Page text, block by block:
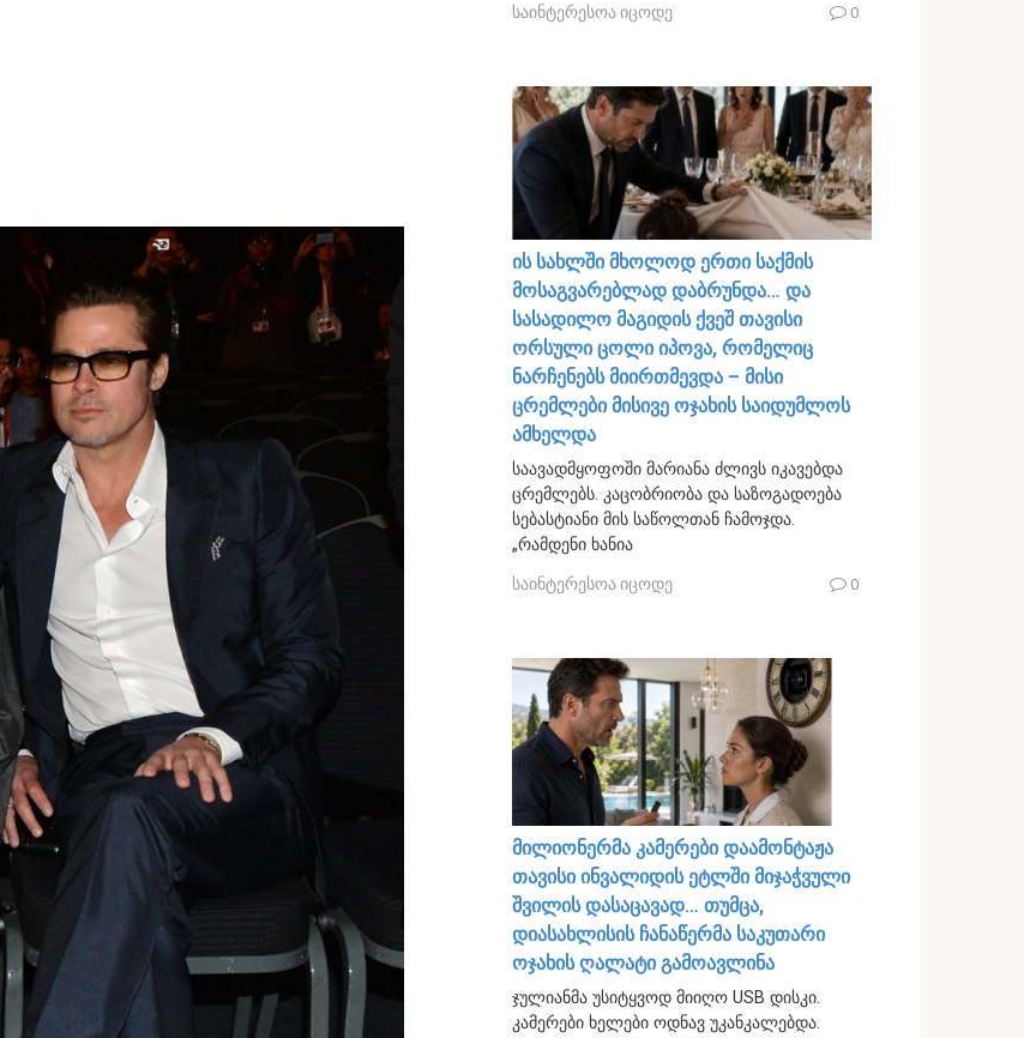
საინტერესოა იცოდე 0
ის სახლში მხოლოდ ერთი საქმის
მოსაგვარებლად დაბრუნდა… და
სასადილო მაგიდის ქვეშ თავისი
ორსული ცოლი იპოვა, რომელიც
ნარჩენებს მიირთმევდა – მისი
ცრემლები მისივე ოჯახის საიდუმლოს
ამხელდა
საავადმყოფოში მარიანა ძლივს იკავებდა
ცრემლებს. კაცობრიობა და საზოგადოება
სებასტიანი მის საწოლთან ჩამოჯდა.
„რამდენი ხანია
საინტერესოა იცოდე 0
მილიონერმა კამერები დაამონტაჟა
თავისი ინვალიდის ეტლში მიჯაჭვული
შვილის დასაცავად… თუმცა,
დიასახლისის ჩანაწერმა საკუთარი
ოჯახის ღალატი გამოავლინა
ჯულიანმა უსიტყვოდ მიიღო USB დისკი.
კამერები ხელები ოდნავ უკანკალებდა.